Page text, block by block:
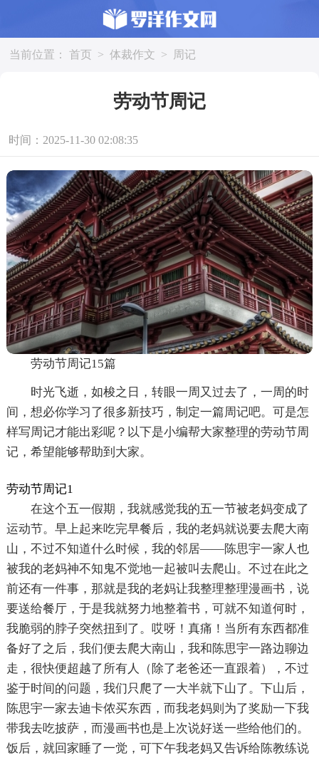
当前位置： 首页 > 体裁作文 > 周记
劳动节周记
时间：2025-11-30 02:08:35
劳动节周记15篇
时光飞逝，如梭之日，转眼一周又过去了，一周的时
间，想必你学习了很多新技巧，制定一篇周记吧。可是怎
样写周记才能出彩呢？以下是小编帮大家整理的劳动节周
记，希望能够帮助到大家。
劳动节周记1
在这个五一假期，我就感觉我的五一节被老妈变成了
运动节。早上起来吃完早餐后，我的老妈就说要去爬大南
山，不过不知道什么时候，我的邻居——陈思宇一家人也
被我的老妈神不知鬼不觉地一起被叫去爬山。不过在此之
前还有一件事，那就是我的老妈让我整理整理漫画书，说
要送给餐厅，于是我就努力地整着书，可就不知道何时，
我脆弱的脖子突然扭到了。哎呀！真痛！当所有东西都准
备好了之后，我们便去爬大南山，我和陈思宇一路边聊边
走，很快便超越了所有人（除了老爸还一直跟着），不过
鉴于时间的问题，我们只爬了一大半就下山了。下山后，
陈思宇一家去迪卡侬买东西，而我老妈则为了奖励一下我
带我去吃披萨，而漫画书也是上次说好送一些给他们的。
饭后，就回家睡了一觉，可下午我老妈又告诉给陈教练说